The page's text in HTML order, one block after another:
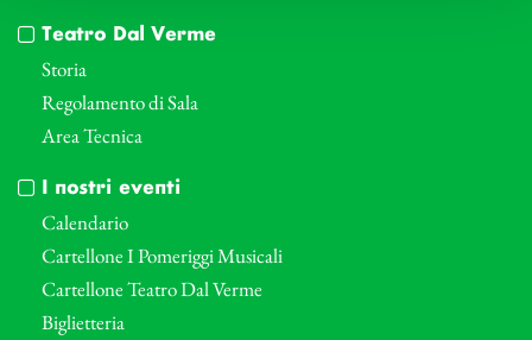
Teatro Dal Verme
Storia
Regolamento di Sala
Area Tecnica
I nostri eventi
Calendario
Cartellone I Pomeriggi Musicali
Cartellone Teatro Dal Verme
Biglietteria